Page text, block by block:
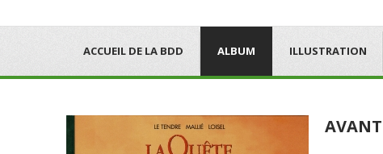
ACCUEIL DE LA BDD ALBUM ILLUSTRATION